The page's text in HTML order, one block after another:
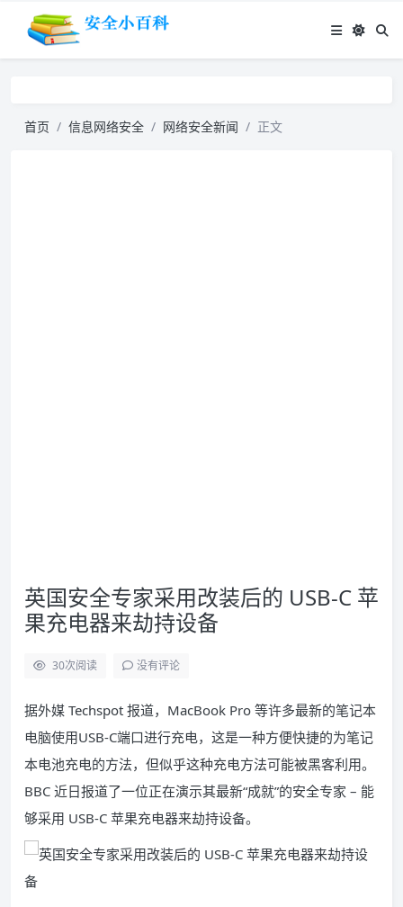
首页 信息网络安全 网络安全新闻 正文
英国安全专家采用改装后的 USB-C 苹
果充电器来劫持设备
30次阅读 没有评论
据外媒 Techspot 报道，MacBook Pro 等许多最新的笔记本
电脑使用USB-C端口进行充电，这是一种方便快捷的为笔记
本电池充电的方法，但似乎这种充电方法可能被黑客利用。
BBC 近日报道了一位正在演示其最新“成就”的安全专家 – 能
够采用 USB-C 苹果充电器来劫持设备。